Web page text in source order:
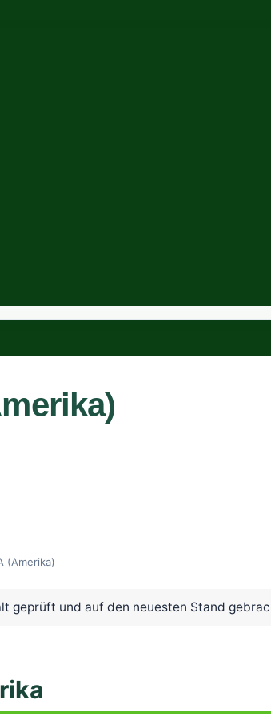
(Amerika)
geprüft und auf den neuesten Stand